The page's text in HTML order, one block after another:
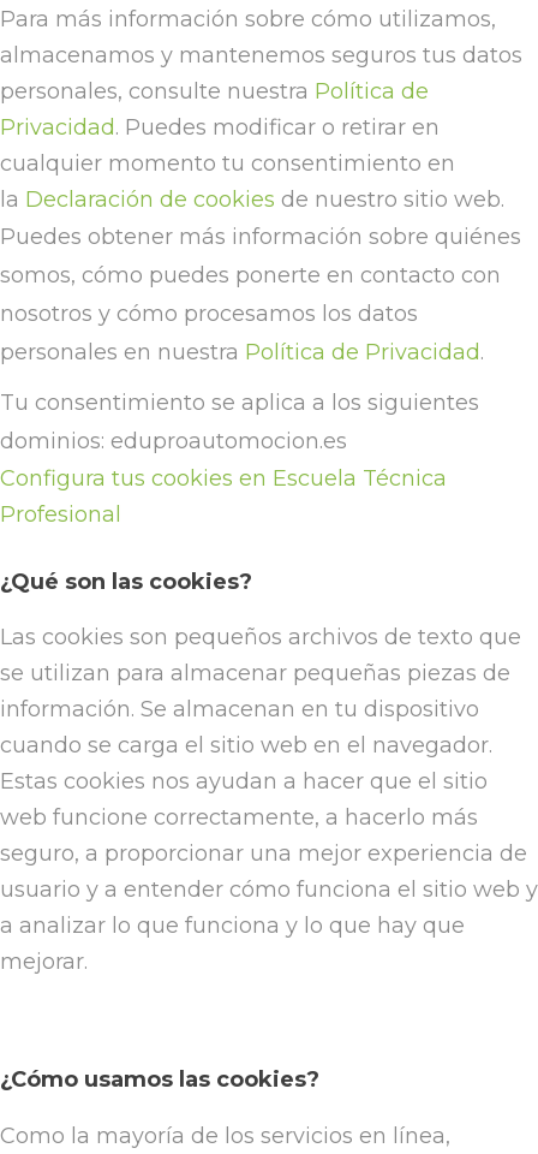
Para más información sobre cómo utilizamos,
almacenamos y mantenemos seguros tus datos
personales, consulte nuestra Política de
Privacidad. Puedes modificar o retirar en
cualquier momento tu consentimiento en
la Declaración de cookies de nuestro sitio web.
Puedes obtener más información sobre quiénes
somos, cómo puedes ponerte en contacto con
nosotros y cómo procesamos los datos
personales en nuestra Política de Privacidad.
Tu consentimiento se aplica a los siguientes
dominios: eduproautomocion.es
Configura tus cookies en Escuela Técnica
Profesional
¿Qué son las cookies?
Las cookies son pequeños archivos de texto que
se utilizan para almacenar pequeñas piezas de
información. Se almacenan en tu dispositivo
cuando se carga el sitio web en el navegador.
Estas cookies nos ayudan a hacer que el sitio
web funcione correctamente, a hacerlo más
seguro, a proporcionar una mejor experiencia de
usuario y a entender cómo funciona el sitio web y
a analizar lo que funciona y lo que hay que
mejorar.
¿Cómo usamos las cookies?
Como la mayoría de los servicios en línea,